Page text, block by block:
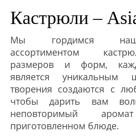
Кастрюли –
Мы гордимся
ассортиментом
размеров и форм,
является уникальным
творения создаются с
чтобы дарить вам
неповторимый
приготовленном блюде.